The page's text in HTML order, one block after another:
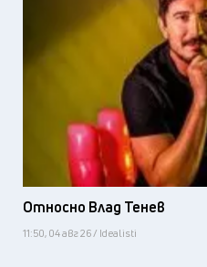
Относно Влад Тенев
11:50, 04 авг 26 / Idealisti